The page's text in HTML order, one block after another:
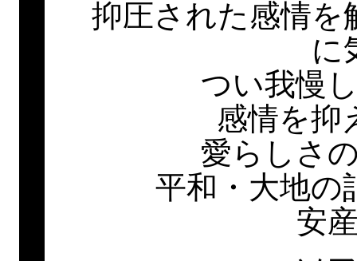
抑圧された感情を
に
つい我慢
感情を抑
愛らしさ
平和・大地の
安